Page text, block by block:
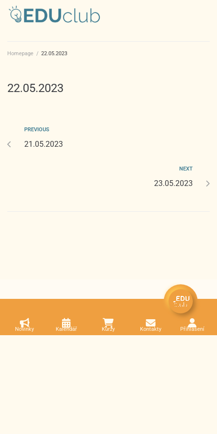
Homepage / 22.05.2023
22.05.2023
PREVIOUS
21.05.2023
NEXT
23.05.2023
Novinky Kalendář Kurzy Kontakty Přihlášení